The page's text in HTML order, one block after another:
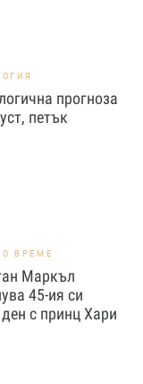
прогноза
петък
ВРЕМЕ
Маркъл
45-ия си
с принц Хари